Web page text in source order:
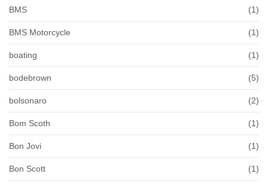
BMS (1)
BMS Motorcycle (1)
boating (1)
bodebrown (5)
bolsonaro (2)
Bom Scoth (1)
Bon Jovi (1)
Bon Scott (1)